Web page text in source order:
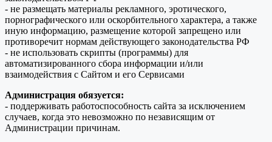
- не размещать материалы рекламного, эротического,
порнографического или оскорбительного характера, а также
иную информацию, размещение которой запрещено или
противоречит нормам действующего законодательства РФ
- не использовать скрипты (программы) для
автоматизированного сбора информации и/или
взаимодействия с Сайтом и его Сервисами
Администрация обязуется:
- поддерживать работоспособность сайта за исключением
случаев, когда это невозможно по независящим от
Администрации причинам.